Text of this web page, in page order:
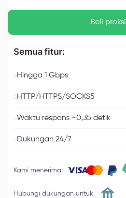
Beli proksi
Semua fitur:
Hingga 1 Gbps
HTTP/HTTPS/SOCKS5
Waktu respons ~0,35 detik
Dukungan 24/7
Kami menerima:
Hubungi dukungan untuk